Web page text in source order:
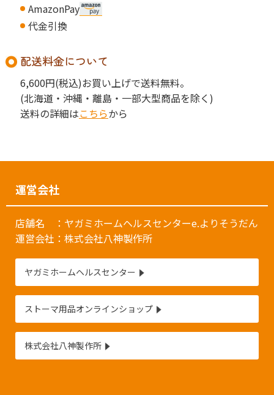
AmazonPay
代金引換
配送料金について
6,600円(税込)お買い上げで送料無料。
(北海道・沖縄・離島・一部大型商品を除く)
送料の詳細はこちらから
運営会社
店舗名 ：ヤガミホームヘルスセンターe.よりそうだん
運営会社：株式会社八神製作所
ヤガミホームヘルスセンター
ストーマ用品オンラインショップ
株式会社八神製作所